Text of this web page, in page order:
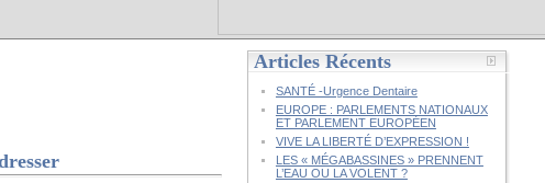
Articles Récents
SANTÉ -Urgence Dentaire
EUROPE : PARLEMENTS NATIONAUX
ET PARLEMENT EUROPÉEN
VIVE LA LIBERTÉ D’EXPRESSION !
LES « MÉGABASSINES » PRENNENT
L’EAU OU LA VOLENT ?